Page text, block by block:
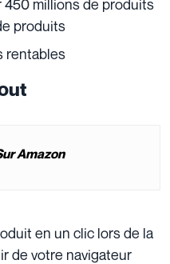
450 millions de produits
produits
rentables
Amazon
en un clic lors de la
de votre navigateur